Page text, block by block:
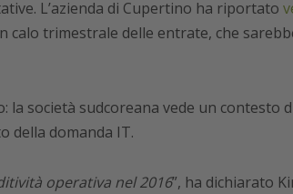
L’azienda di Cupertino ha riportato
calo trimestrale delle entrate, che
la società sudcoreana vede un contesto
della domanda IT.
operativa nel 2016”, ha dichiarato